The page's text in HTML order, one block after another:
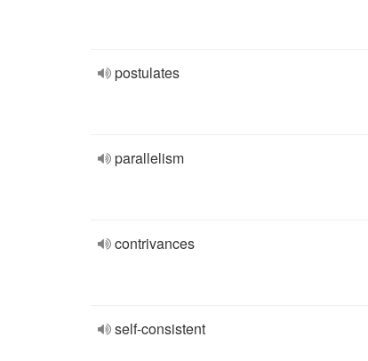
postulates
parallelism
contrivances
self-consistent